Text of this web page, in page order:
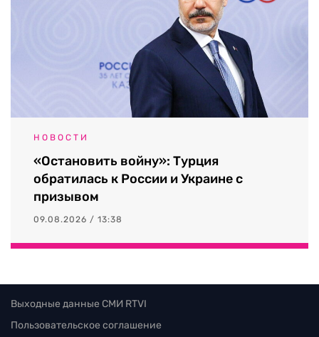
НОВОСТИ
«Остановить войну»: Турция
обратилась к России и Украине с
призывом
09.08.2026 / 13:38
Выходные данные СМИ RTVI
Пользовательское соглашение